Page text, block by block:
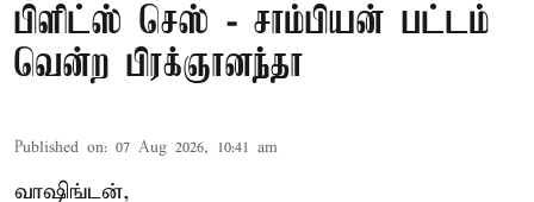
பிளிட்ஸ் செஸ் - சாம்பியன் பட்டம்
வென்ற பிரக்ஞானந்தா
Published on: 07 Aug 2026, 10:41 am
வாஷிங்டன்,